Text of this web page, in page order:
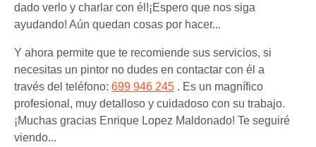
dado verlo y charlar con él!¡Espero que nos siga
ayudando! Aún quedan cosas por hacer...
Y ahora permite que te recomiende sus servicios, si
necesitas un pintor no dudes en contactar con él a
través del teléfono: 699 946 245 . Es un magnífico
profesional, muy detalloso y cuidadoso con su trabajo.
¡Muchas gracias Enrique Lopez Maldonado! Te seguiré
viendo...